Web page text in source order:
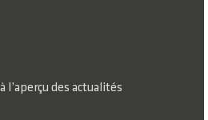
l’aperçu des actualités